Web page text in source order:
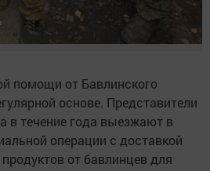
помощи от Бавлинского
основе. Представители
в течение года выезжают в
операции с доставкой
от бавлинцев для